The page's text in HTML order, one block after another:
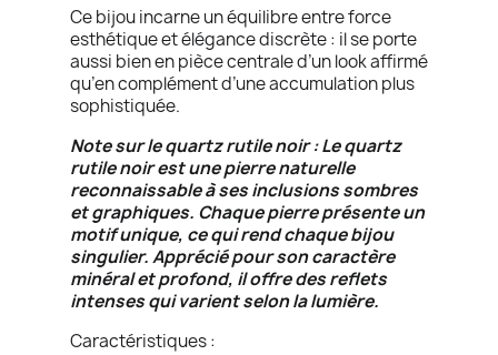
Ce bijou incarne un équilibre entre force
esthétique et élégance discrète : il se porte
aussi bien en pièce centrale d’un look affirmé
qu’en complément d’une accumulation plus
sophistiquée.
Note sur le quartz rutile noir : Le quartz
rutile noir est une pierre naturelle
reconnaissable à ses inclusions sombres
et graphiques. Chaque pierre présente un
motif unique, ce qui rend chaque bijou
singulier. Apprécié pour son caractère
minéral et profond, il offre des reflets
intenses qui varient selon la lumière.
Caractéristiques :